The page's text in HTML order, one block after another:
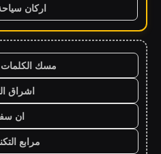
اركان
مسك
اشراق
ان
مرابع